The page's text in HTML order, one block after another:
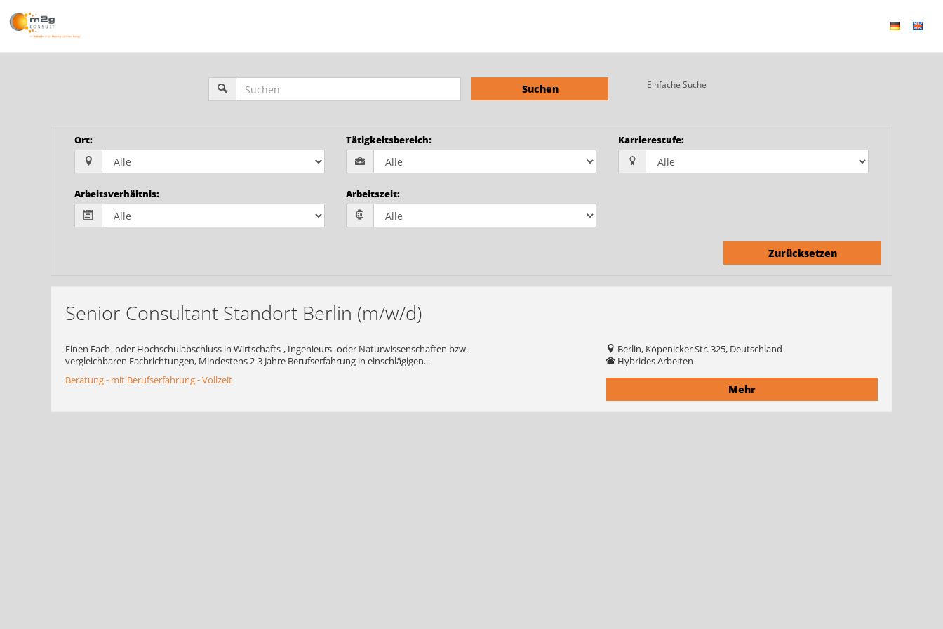
Suchen Einfache Suche
Ort: Tätigkeitsbereich: Karrierestufe:
Arbeitsverhältnis: Arbeitszeit:
Zurücksetzen
Senior Consultant Standort Berlin (m/w/d)
Einen Fach- oder Hochschulabschluss in Wirtschafts-, Ingenieurs- oder Naturwissenschaften bzw.
vergleichbaren Fachrichtungen, Mindestens 2-3 Jahre Berufserfahrung in einschlägigen...
Beratung - mit Berufserfahrung - Vollzeit
Berlin, Köpenicker Str. 325, Deutschland
Hybrides Arbeiten
Mehr